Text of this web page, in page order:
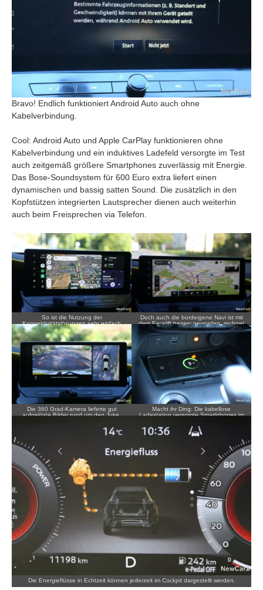
Bravo! Endlich funktioniert Android Auto auch ohne
Kabelverbindung.
Cool: Android Auto und Apple CarPlay funktionieren ohne
Kabelverbindung und ein induktives Ladefeld versorgte im Test
auch zeitgemäß größere Smartphones zuverlässig mit Energie.
Das Bose-Soundsystem für 600 Euro extra liefert einen
dynamischen und bassig satten Sound. Die zusätzlich in den
Kopfstützen integrierten Lautsprecher dienen auch weiterhin
auch beim Freisprechen via Telefon.
So ist die Nutzung der
Konnektivitätslösungen sehr einfach
und auch zuverlässig.
Doch auch die bordeigene Navi ist mit
dem Facelift besser geworden, rechnet
auch deutlich schneller.
Die 360 Grad-Kamera lieferte gut
aufgelöste Bilder rund um den Juke.
Macht ihr Ding: Die kabellose
Ladestation versorgte Smartphones im
Die Energieflüsse in Echtzeit können jederzeit im Cockpit dargestellt werden.